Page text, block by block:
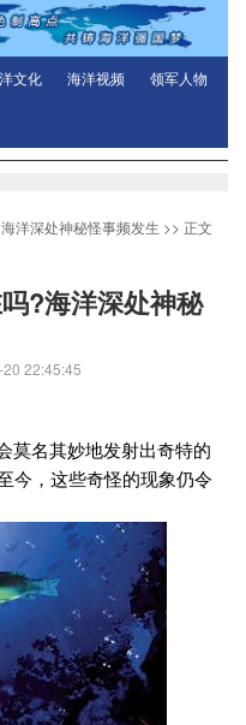
文化 海洋视频 领军人物
洋深处神秘怪事频发生 >> 正文
?海洋深处神秘
22:45:45
莫名其妙地发射出奇特的
今，这些奇怪的现象仍令